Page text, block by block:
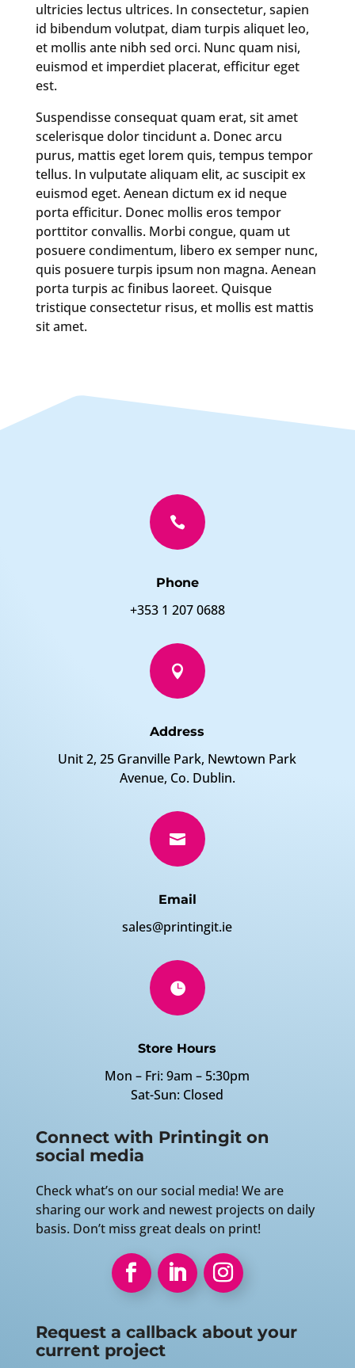
ultricies lectus ultrices. In consectetur, sapien
id bibendum volutpat, diam turpis aliquet leo,
et mollis ante nibh sed orci. Nunc quam nisi,
euismod et imperdiet placerat, efficitur eget
est.
Suspendisse consequat quam erat, sit amet
scelerisque dolor tincidunt a. Donec arcu
purus, mattis eget lorem quis, tempus tempor
tellus. In vulputate aliquam elit, ac suscipit ex
euismod eget. Aenean dictum ex id neque
porta efficitur. Donec mollis eros tempor
porttitor convallis. Morbi congue, quam ut
posuere condimentum, libero ex semper nunc,
quis posuere turpis ipsum non magna. Aenean
porta turpis ac finibus laoreet. Quisque
tristique consectetur risus, et mollis est mattis
sit amet.

Phone
+353 1 207 0688

Address
Unit 2, 25 Granville Park, Newtown Park
Avenue, Co. Dublin.

Email
sales@printingit.ie

Store Hours
Mon – Fri: 9am – 5:30pm
Sat-Sun: Closed
Connect with Printingit on
social media
Check what’s on our social media! We are
sharing our work and newest projects on daily
basis. Don’t miss great deals on print!
Request a callback about your
current project